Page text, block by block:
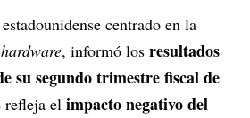
centrado en la
hardware, informó los resultados
su segundo trimestre fiscal de
refleja el impacto negativo del